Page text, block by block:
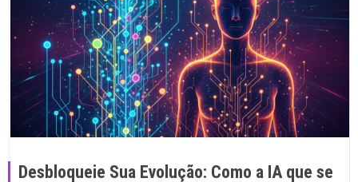
Desbloqueie Sua Evolução: Como a IA que se